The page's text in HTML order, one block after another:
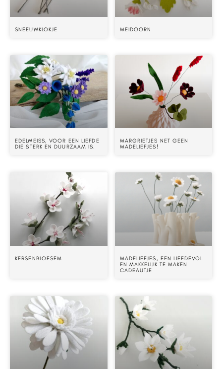
SNEEUWKLOKJE MEIDOORN
EDELWEISS, VOOR EEN LIEFDE
DIE STERK EN DUURZAAM IS.
MARGRIETJES NET GEEN
MADELIEFJES!
KERSENBLOESEM
MADELIEFJES, EEN LIEFDEVOL
EN MAKKELIJK TE MAKEN
CADEAUTJE